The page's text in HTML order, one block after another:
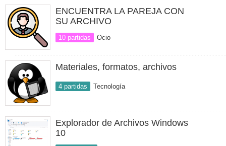
ENCUENTRA LA PAREJA CON
SU ARCHIVO
10 partidas Ocio
Materiales, formatos, archivos
4 partidas Tecnología
Explorador de Archivos Windows
10